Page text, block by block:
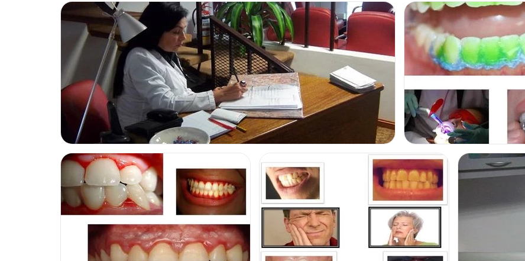
Estos procedimientos se realizan de forma personalizada en todo momento,
pensando en generar los mejores resultados para cada paciente.
Localización.
La odontólogaDaniela Tkachatiende en su consultorio, ubicado en la calleBrown
al 373 en el partido de Morón, en elGran Buenos Aires.
Posibilidad de videoconsulta:
No
Financiación o facilidades de pago: